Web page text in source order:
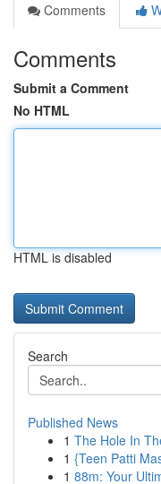
Comments
Comments
Submit a Comment
No HTML
HTML is disabled
Search
Published News
1 The Hole In
1 {Teen Patti
1 88m: Your